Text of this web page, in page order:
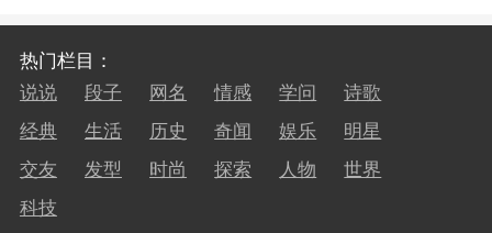
热门栏目：
说说
段子 网名 情感 学问
诗歌
经典
生活 历史 奇闻 娱乐
明星
交友
发型 时尚 探索 人物
世界
科技